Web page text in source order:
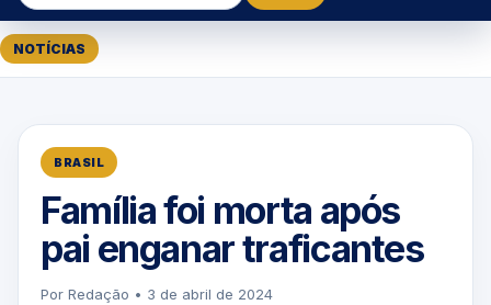
NOTÍCIAS
BRASIL
Família foi morta após
pai enganar traficantes
Por Redação • 3 de abril de 2024